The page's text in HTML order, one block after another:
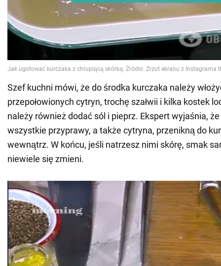
Szef kuchni mówi, że do środka kurczaka należy
przepołowionych cytryn, trochę szałwii i kilka kostek
należy również dodać sól i pieprz. Ekspert wyjaśnia,
wszystkie przyprawy, a także cytryna, przenikną do
wewnątrz. W końcu, jeśli natrzesz nimi skórę, smak
niewiele się zmieni.